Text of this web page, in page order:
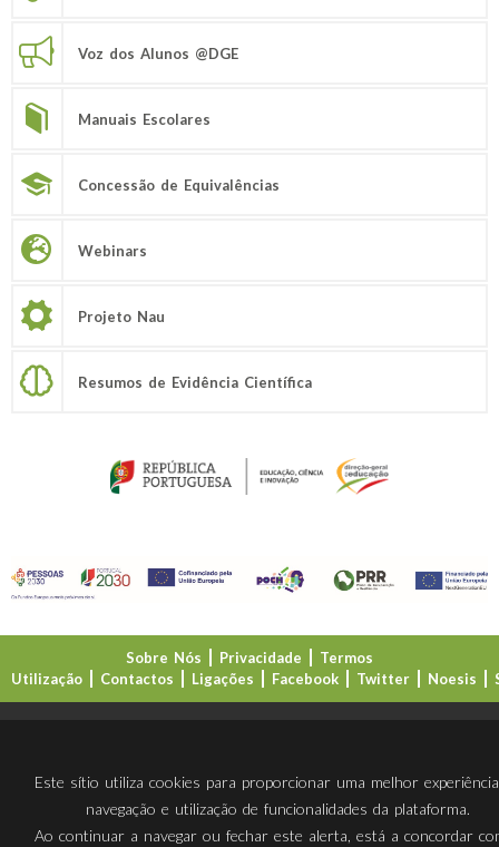
Voz dos Alunos @DGE
Manuais Escolares
Concessão de Equivalências
Webinars
Projeto Nau
Resumos de Evidência Científica
Sobre Nós Privacidade
Termos
Utilização
Contactos Ligações Facebook Twitter Noesis
Este sítio utiliza cookies para proporcionar uma melhor
navegação e utilização de funcionalidades da plataforma.
Ao continuar a navegar ou fechar este alerta, está a concordar